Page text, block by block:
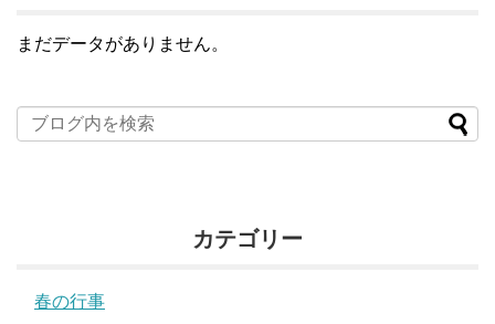
まだデータがありません。
カテゴリー
春の行事